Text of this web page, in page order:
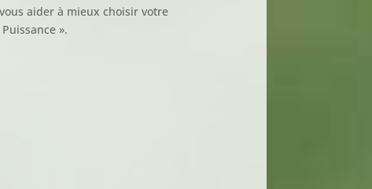
aider à mieux choisir votre
».